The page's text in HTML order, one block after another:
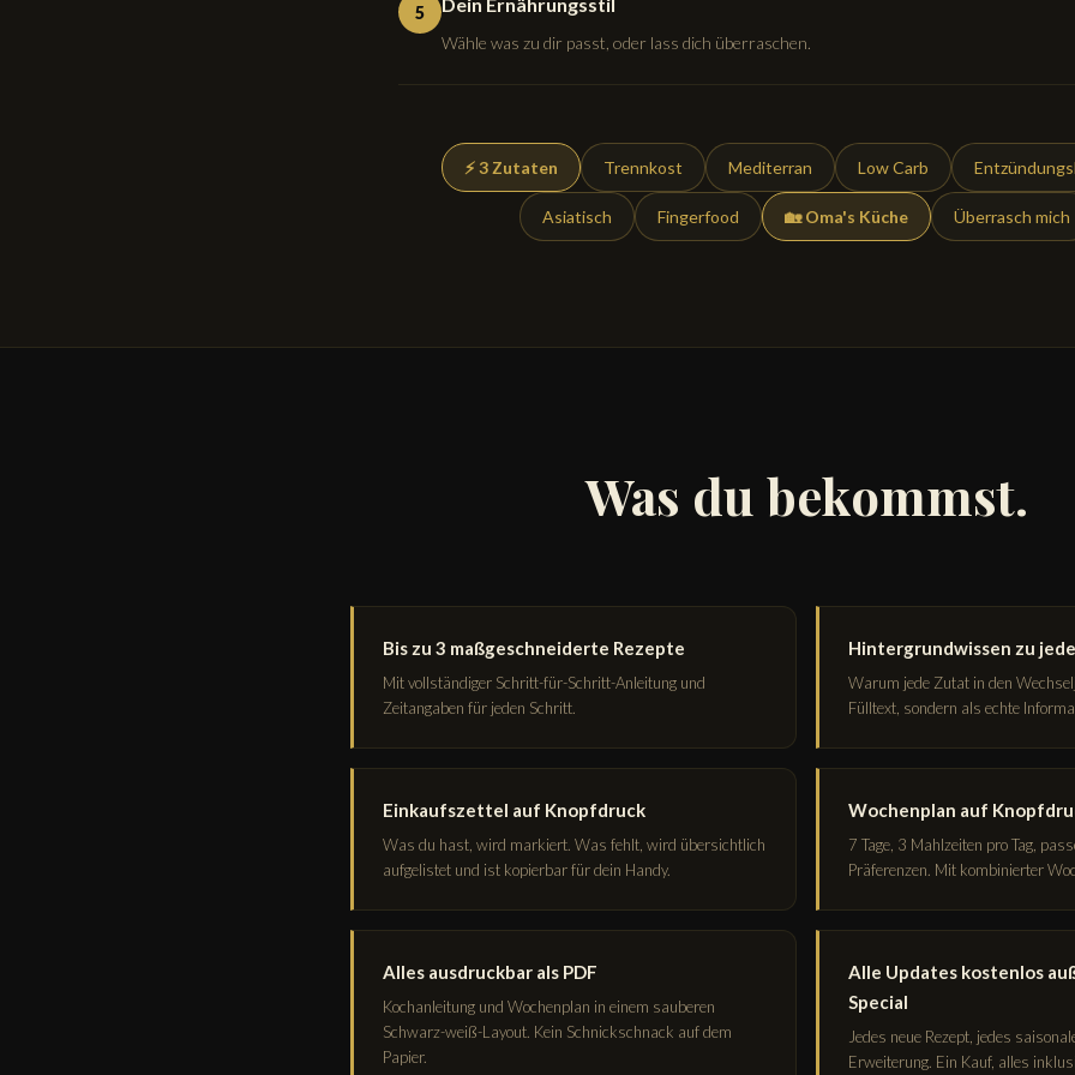
5
Wähle was zu dir passt, oder lass dich überraschen.
⚡ 3 Zutaten Trennkost Mediterran Low Carb
Asiatisch Fingerfood 🏡 Oma's Küche Überrasch mich
Was du bekommst.
Bis zu 3 maßgeschneiderte Rezepte
Mit vollständiger Schritt-für-Schritt-Anleitung und
Zeitangaben für jeden Schritt.
Hintergrundwissen zu
Warum jede Zutat in den
Fülltext, sondern als echte
Einkaufszettel auf Knopfdruck
Was du hast, wird markiert. Was fehlt, wird übersichtlich
aufgelistet und ist kopierbar für dein Handy.
Wochenplan auf
7 Tage, 3 Mahlzeiten pro Tag,
Präferenzen. Mit kombinierter
Alles ausdruckbar als PDF
Kochanleitung und Wochenplan in einem sauberen
Schwarz-weiß-Layout. Kein Schnickschnack auf dem
Papier.
Alle Updates kostenlos
Special
Jedes neue Rezept, jedes
Erweiterung. Ein Kauf, alles